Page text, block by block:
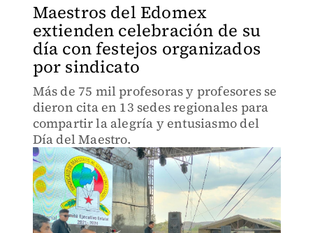
Maestros del Edomex
extienden celebración de su
día con festejos organizados
por sindicato
Más de 75 mil profesoras y profesores se
dieron cita en 13 sedes regionales para
compartir la alegría y entusiasmo del
Día del Maestro.